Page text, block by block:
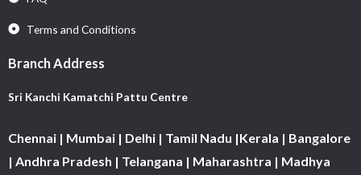
Terms and Conditions
Branch Address
Sri Kanchi Kamatchi Pattu Centre
Chennai | Mumbai | Delhi | Tamil Nadu |Kerala | Bangalore
| Andhra Pradesh | Telangana | Maharashtra | Madhya